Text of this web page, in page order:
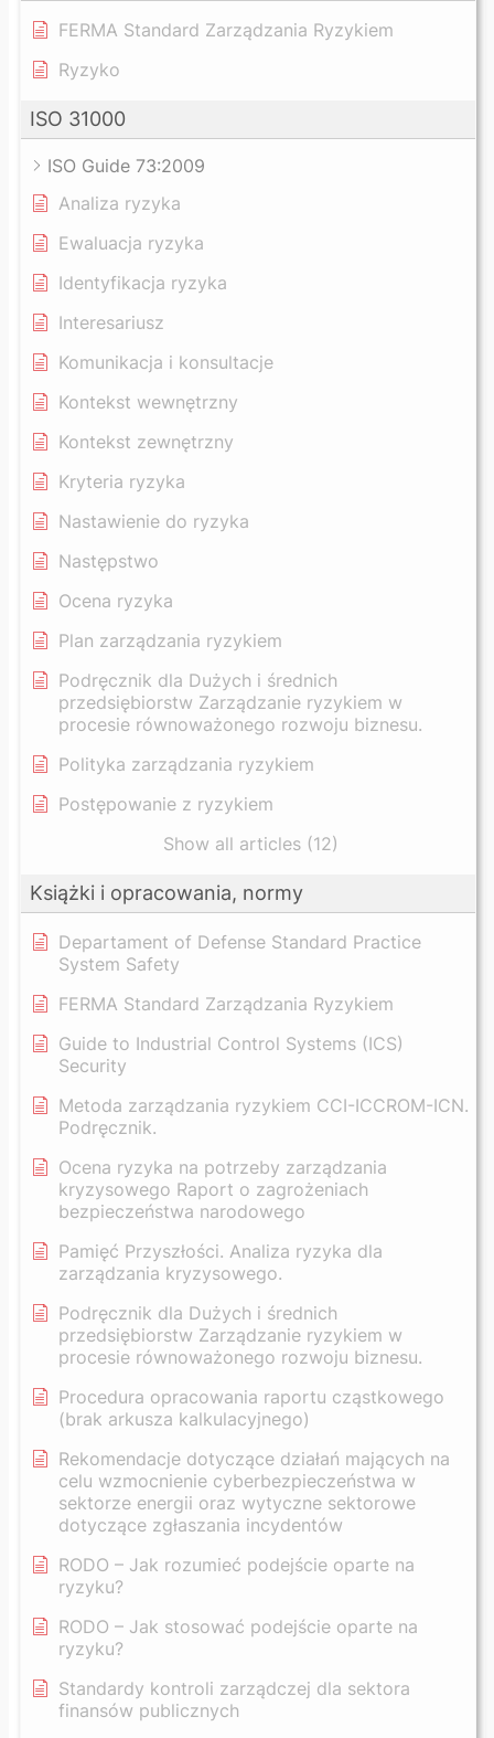
FERMA Standard Zarządzania Ryzykiem
Ryzyko
ISO 31000
ISO Guide 73:2009
Analiza ryzyka
Ewaluacja ryzyka
Identyfikacja ryzyka
Interesariusz
Komunikacja i konsultacje
Kontekst wewnętrzny
Kontekst zewnętrzny
Kryteria ryzyka
Nastawienie do ryzyka
Następstwo
Ocena ryzyka
Plan zarządzania ryzykiem
Podręcznik dla Dużych i średnich
przedsiębiorstw Zarządzanie ryzykiem w
procesie równoważonego rozwoju biznesu.
Polityka zarządzania ryzykiem
Postępowanie z ryzykiem
Show all articles (12)
Książki i opracowania, normy
Departament of Defense Standard Practice
System Safety
FERMA Standard Zarządzania Ryzykiem
Guide to Industrial Control Systems (ICS)
Security
Metoda zarządzania ryzykiem CCI-ICCROM-ICN.
Podręcznik.
Ocena ryzyka na potrzeby zarządzania
kryzysowego Raport o zagrożeniach
bezpieczeństwa narodowego
Pamięć Przyszłości. Analiza ryzyka dla
zarządzania kryzysowego.
Podręcznik dla Dużych i średnich
przedsiębiorstw Zarządzanie ryzykiem w
procesie równoważonego rozwoju biznesu.
Procedura opracowania raportu cząstkowego
(brak arkusza kalkulacyjnego)
Rekomendacje dotyczące działań mających na
celu wzmocnienie cyberbezpieczeństwa w
sektorze energii oraz wytyczne sektorowe
dotyczące zgłaszania incydentów
RODO – Jak rozumieć podejście oparte na
ryzyku?
RODO – Jak stosować podejście oparte na
ryzyku?
Standardy kontroli zarządczej dla sektora
finansów publicznych